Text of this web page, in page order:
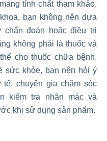
tính chất tham khảo,
bạn không nên dựa
đoán hoặc điều trị
không phải là thuốc và
cho thuốc chữa bệnh.
sức khỏe, bạn nên hỏi ý
chuyên gia chăm sóc
kiểm tra nhãn mác và
khi sử dụng sản phẩm.